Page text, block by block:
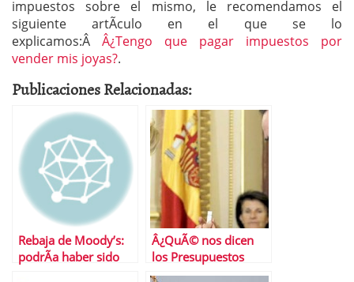
impuestos sobre el mismo, le recomendamos el
siguiente artÃ­culo en el que se lo
explicamos:Â Â¿Tengo que pagar impuestos por
vender mis joyas?.
Publicaciones Relacionadas:
Rebaja de Moody’s:
podrÃ­a haber sido
Â¿QuÃ© nos dicen
los Presupuestos
Generales del Estado?